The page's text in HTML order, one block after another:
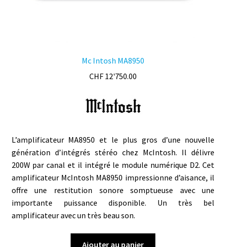
Mc Intosh MA8950
CHF 12'750.00
L’amplificateur MA8950 et le plus gros d’une nouvelle
génération d’intégrés stéréo chez McIntosh. Il délivre
200W par canal et il intégré le module numérique D2. Cet
amplificateur McIntosh MA8950 impressionne d’aisance, il
offre une restitution sonore somptueuse avec une
importante puissance disponible. Un très bel
amplificateur avec un très beau son.
Ajouter au panier